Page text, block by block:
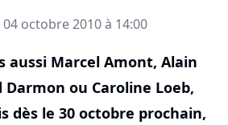
octobre 2010 à 14:00
aussi Marcel Amont, Alain
ou Caroline Loeb,
dès le 30 octobre prochain,